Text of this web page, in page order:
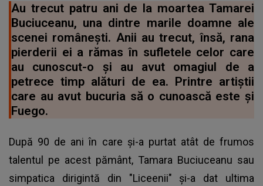
Au trecut patru ani de la moartea Tamarei
Buciuceanu, una dintre marile doamne ale
scenei românești. Anii au trecut, însă, rana
pierderii ei a rămas în sufletele celor care
au cunoscut-o și au avut omagiul de a
petrece timp alături de ea. Printre artiștii
care au avut bucuria să o cunoască este și
Fuego.
După 90 de ani în care și-a purtat atât de frumos
talentul pe acest pământ, Tamara Buciuceanu sau
simpatica dirigintă din "Liceenii" și-a dat ultima